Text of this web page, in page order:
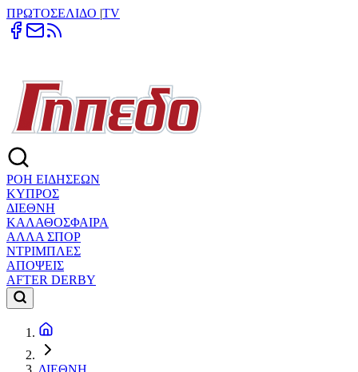
ΠΡΩΤΟΣΕΛΙΔΟ |TV
ΡΟΗ ΕΙΔΗΣΕΩΝ
ΚΥΠΡΟΣ
ΔΙΕΘΝΗ
ΚΑΛΑΘΟΣΦΑΙΡΑ
ΑΛΛΑ ΣΠΟΡ
ΝΤΡΙΜΠΛΕΣ
ΑΠΟΨΕΙΣ
AFTER DERBY
ΔΙΕΘΝΗ